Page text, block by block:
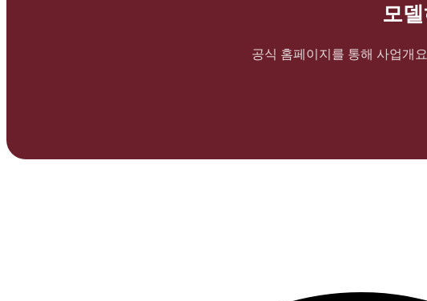
모
공식 홈페이지를 통해 사업개